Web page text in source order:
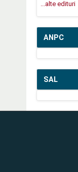
...alte edituri
ANPC
SAL